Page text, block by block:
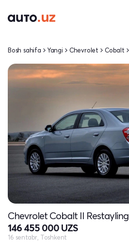
Bosh sahifa Yangi Chevrolet Cobalt
Chevrolet Cobalt II Restayling
146 455 000 UZS
16 sentabr, Toshkent